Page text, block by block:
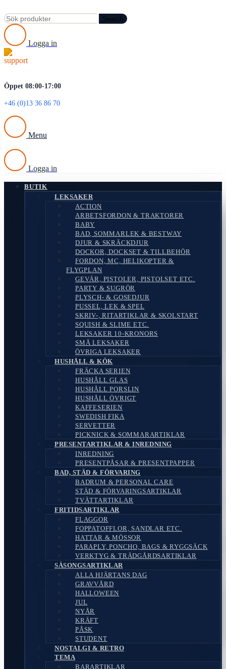
Search
Logga in
Öppet 08:00-17:00
+46 (0)13 36 86 70
Menu
Logga in
BUTIK
LEKSAKER
ACTION
ARBETSFORDON & TRAKTORER
BABY
BAD, SOMMARLEK & BESTWAY
DJUR & SKRÄCKDJUR
DOCKOR, DOCKSET & TILLBEHÖR
FORDON, MC, HELIKOPTER &
FLYGPLAN
GEVÄR, PISTOLER, PISTOLSET ETC.
PARTY & SUGRÖR
PLYSCH- & GOSEDJUR
PUSSEL, LEK & SPEL
SKRIV-, RITARTIKLAR & SKOLSTART
SQUISH & SLIME ETC.
LEKSAKER 10-KRONORS
SMÅ LEKSAKER
ÖVRIGA LEKSAKER
HUSHÅLL & KÖK
FRÄCKA SERIEN
HUSHÅLL GLAS
HUSHÅLL PORSLIN
HUSHÅLL ÖVRIGT
KAFFESERIEN
SWEDISH FIKA
SERVETTER
PICKNICK & SOMMARARTIKLAR
PRESENTARTIKLAR & INREDNING
INREDNING
PRESENTPÅSAR & PRESENTPAPPER
BAD, STÄD & FÖRVARING
BADRUM & PERSONAL CARE
STÄD & FÖRVARINGSARTIKLAR
TVÄTTARTIKLAR
FRITIDSARTIKLAR
FLAGGOR
FOPPATOFFLOR, SANDLAR ETC.
HATTAR & MÖSSOR
PARAPLY, PONCHO, BAGS & RYGGSÄCK
VERKTYG & TRÄDGÅRDSARTIKLAR
SÄSONGSARTIKLAR
ALLA HJÄRTANS DAG
GRAVVÅRD
HALLOWEEN
JUL
NYÅR
KRÄFT
PÅSK
STUDENT
NOSTALGI & RETRO
TEMA
BARARTIKLAR